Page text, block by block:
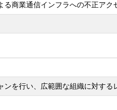
る商業通信インフラへの不正アク
ンを行い、広範囲な組織に対する